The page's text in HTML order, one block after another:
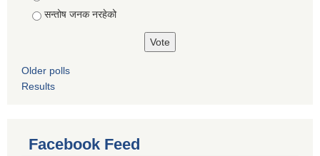
सन्तोष जनक नरहेको
Older polls
Results
Facebook Feed